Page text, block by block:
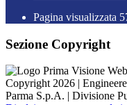
Pagina visualizzata
Sezione Copyright
Copyright 2026 |
Parma S.p.A. | Divisione